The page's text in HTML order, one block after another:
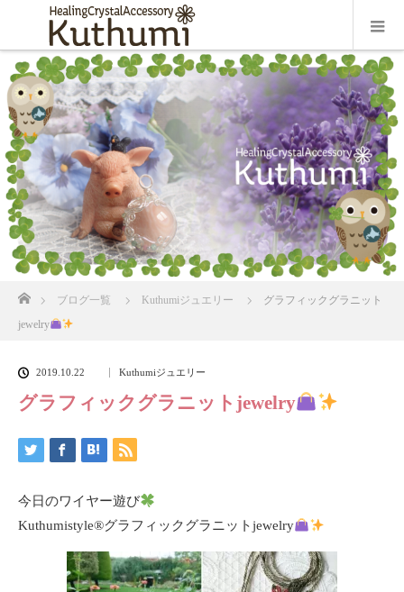
ブログ一覧 Kuthumiジュエリー
グラフィックグラニット
jewelry
2019.10.22 Kuthumiジュエリー
グラフィックグラニットjewelry
今日のワイヤー遊び
Kuthumistyle®️グラフィックグラニットjewelry